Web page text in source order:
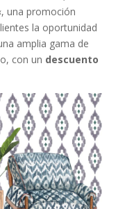
una promoción
la oportunidad
amplia gama de
con un descuento